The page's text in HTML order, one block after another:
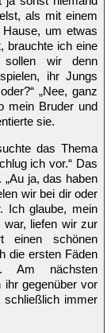
als mit einem
um etwas
brauchte ich eine
sollen wir denn
ihr Jungs
„Nee, ganz
mein Bruder und
sie.
das Thema
ich vor.“ Das
ja, das haben
wir bei dir oder
Ich glaube, mein
war, liefen wir zur
einen schönen
die ersten Fäden
Am nächsten
gegenüber vor
immer